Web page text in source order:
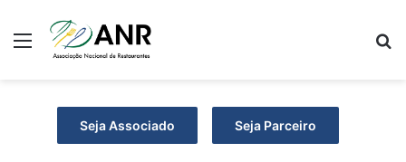
Menu
Seja Associado Seja Parceiro